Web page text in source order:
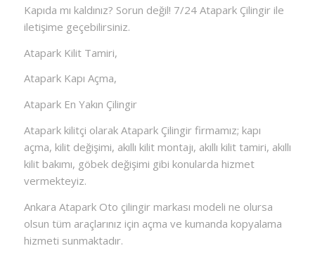
Kapıda mı kaldınız? Sorun değil! 7/24 Atapark Çilingir ile
iletişime geçebilirsiniz.
Atapark Kilit Tamiri,
Atapark Kapı Açma,
Atapark En Yakın Çilingir
Atapark kilitçi olarak Atapark Çilingir firmamız; kapı
açma, kilit değişimi, akıllı kilit montajı, akıllı kilit tamiri, akıllı
kilit bakımı, göbek değişimi gibi konularda hizmet
vermekteyiz.
Ankara Atapark Oto çilingir markası modeli ne olursa
olsun tüm araçlarınız için açma ve kumanda kopyalama
hizmeti sunmaktadır.